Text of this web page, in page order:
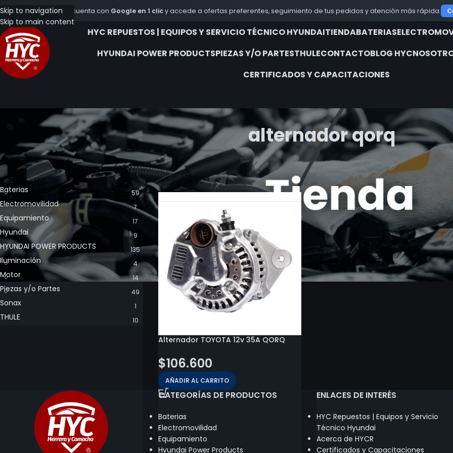
Crea tu cuenta con Google en 1 clicy accede a ofertas preferentes, seguimiento de tus pedidos y atención más rápida.
Skip to navigation
Skip to main content
HYC REPUESTOS | EQUIPOS Y SERVICIO TÉCNICO HYUNDAITIENDABATERIAS
HYUNDAI POWER PRODUCTSPIEZAS Y/O PARTESTHULECONTACTOBLOG HYC
CERTIFICADOS Y CAPACITACIONES
alternador qorq
CATEGORÍA DE LOS PRODUCTOS
Baterias 59
Electromovilidad 7
Equipamiento 17
Hyundai 9
HYUNDAI POWER PRODUCTS 135
Iluminación 4
Motor 14
Piezas y/o Partes 49
Sonax 1
THULE 10
Inicio Productos etiquetados “alternador qorq” Show 9
Alternador TOYOTA 12v 35A QORQ
$106.600
AÑADIR AL CARRITO
CATEGORÍAS DE PRODUCTOS
Baterias
Electromovilidad
Equipamiento
Hyundai Power Products
ENLACES DE INTERÉS
HYC Repuestos | Equipos y Servicio
Técnico Hyundai
Acerca de HYCR
Certificados y Capacitaciones